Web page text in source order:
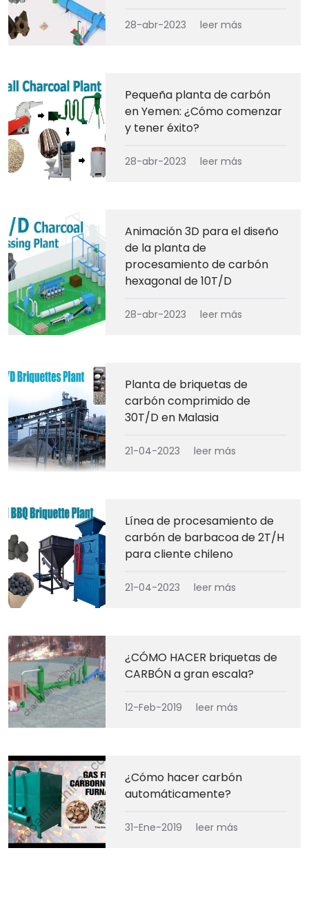
28-abr-2023 leer más
Pequeña planta de carbón
en Yemen: ¿Cómo comenzar
y tener éxito?
28-abr-2023 leer más
Animación 3D para el diseño
de la planta de
procesamiento de carbón
hexagonal de 10T/D
28-abr-2023 leer más
Planta de briquetas de
carbón comprimido de
30T/D en Malasia
21-04-2023 leer más
Línea de procesamiento de
carbón de barbacoa de 2T/H
para cliente chileno
21-04-2023 leer más
¿CÓMO HACER briquetas de
CARBÓN a gran escala?
12-Feb-2019 leer más
¿Cómo hacer carbón
automáticamente?
31-Ene-2019 leer más